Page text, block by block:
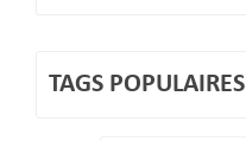
TAGS POPULAIRES